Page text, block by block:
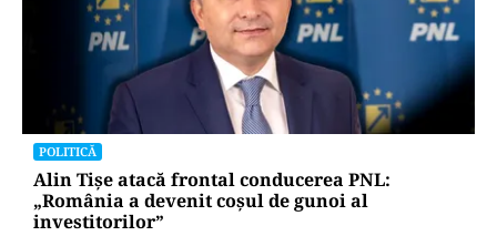
POLITICĂ
Alin Tișe atacă frontal conducerea PNL:
„România a devenit coșul de gunoi al
investitorilor”